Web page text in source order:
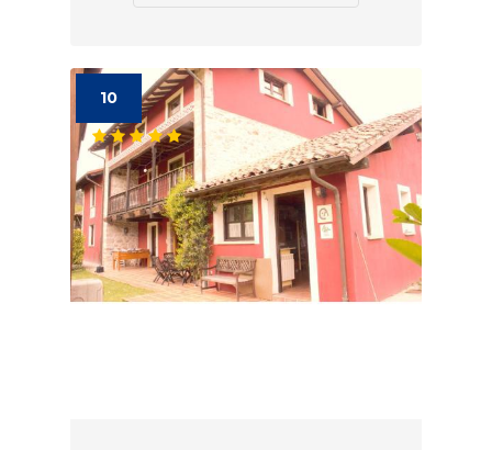
10